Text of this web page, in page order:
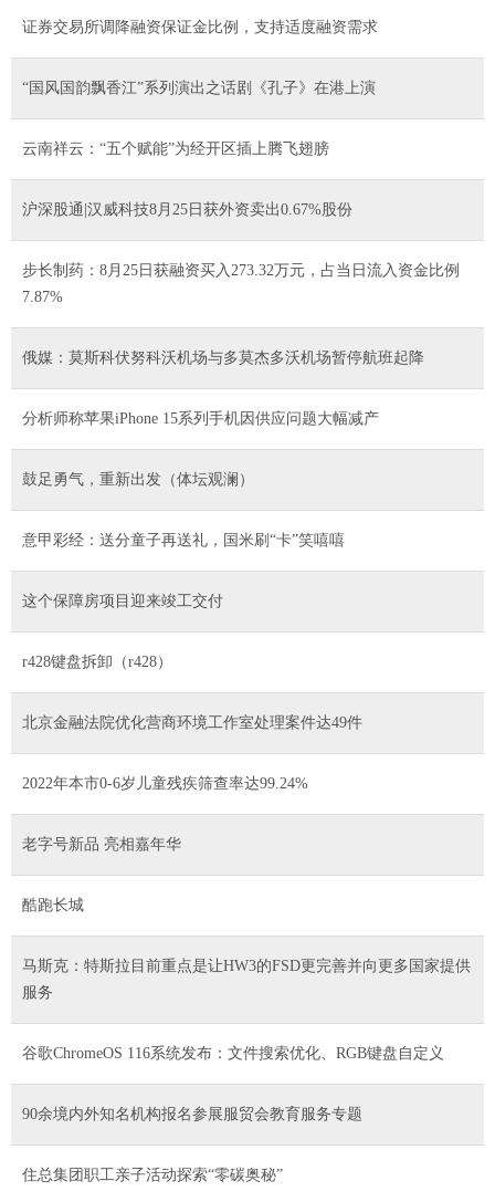
证券交易所调降融资保证金比例，支持适度融资需求
“国风国韵飘香江”系列演出之话剧《孔子》在港上演
云南祥云：“五个赋能”为经开区插上腾飞翅膀
沪深股通|汉威科技8月25日获外资卖出0.67%股份
步长制药：8月25日获融资买入273.32万元，占当日流入资金比例
7.87%
俄媒：莫斯科伏努科沃机场与多莫杰多沃机场暂停航班起降
分析师称苹果iPhone 15系列手机因供应问题大幅减产
鼓足勇气，重新出发（体坛观澜）
意甲彩经：送分童子再送礼，国米刷“卡”笑嘻嘻
这个保障房项目迎来竣工交付
r428键盘拆卸（r428）
北京金融法院优化营商环境工作室处理案件达49件
2022年本市0-6岁儿童残疾筛查率达99.24%
老字号新品 亮相嘉年华
酷跑长城
马斯克：特斯拉目前重点是让HW3的FSD更完善并向更多国家提供
服务
谷歌ChromeOS 116系统发布：文件搜索优化、RGB键盘自定义
90余境内外知名机构报名参展服贸会教育服务专题
住总集团职工亲子活动探索“零碳奥秘”